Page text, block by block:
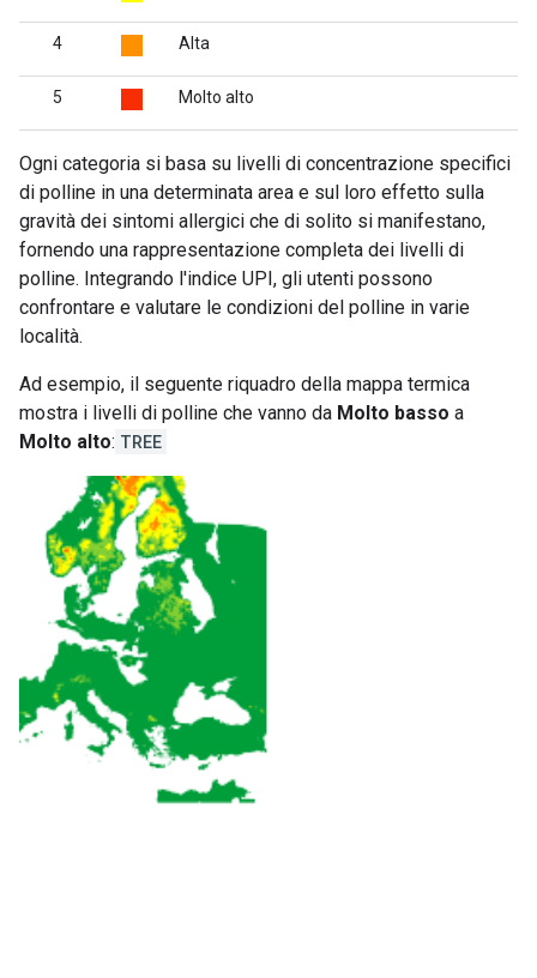
4 Alta
5 Molto alto
Ogni categoria si basa su livelli di concentrazione specifici
di polline in una determinata area e sul loro effetto sulla
gravità dei sintomi allergici che di solito si manifestano,
fornendo una rappresentazione completa dei livelli di
polline. Integrando l'indice UPI, gli utenti possono
confrontare e valutare le condizioni del polline in varie
località.
Ad esempio, il seguente riquadro della mappa termica
mostra i livelli di polline che vanno da Molto basso a
Molto alto: TREE